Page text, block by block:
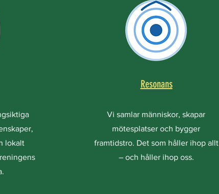
lokalt
Resonans
Vi samlar människor, skapar
mötesplatser och bygger
framtidstro. Det som håller ihop allt
– och håller ihop oss.